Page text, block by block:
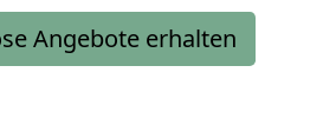
Angebote erhalten